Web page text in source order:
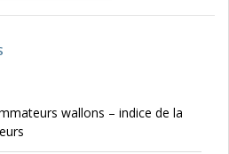
wallons – indice de la